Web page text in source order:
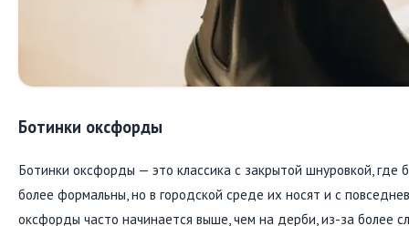
Ботинки оксфорды
Ботинки оксфорды — это классика с закрытой шнуровкой, где
более формальны, но в городской среде их носят и с
оксфорды часто начинается выше, чем на дерби, из-за более